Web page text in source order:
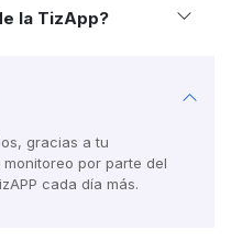
la TizApp?
gracias a tu
por parte del
cada día más.